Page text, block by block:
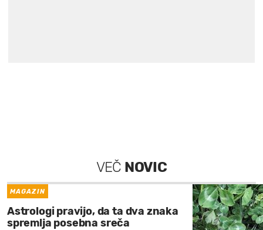
VEČ NOVIC
MAGAZIN
Astrologi pravijo, da ta dva znaka
spremlja posebna sreča